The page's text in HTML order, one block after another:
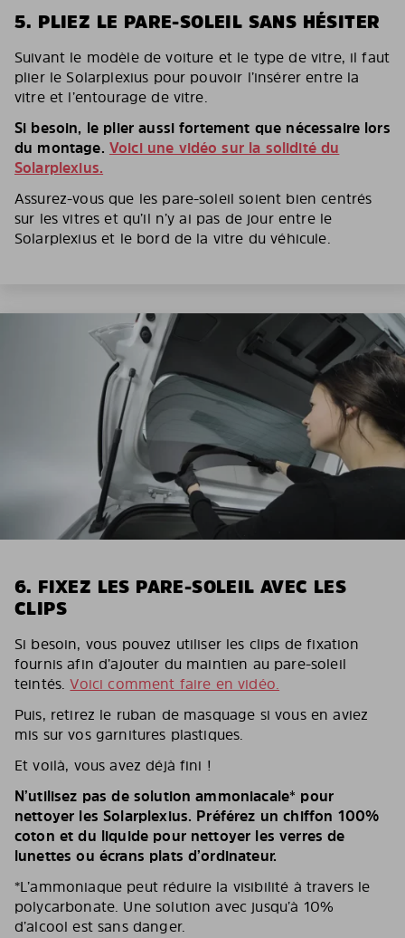
5. PLIEZ LE PARE-SOLEIL SANS HÉSITER
Suivant le modèle de voiture et le type de vitre, il faut
plier le Solarplexius pour pouvoir l’insérer entre la
vitre et l’entourage de vitre.
Si besoin, le plier aussi fortement que nécessaire lors
du montage. Voici une vidéo sur la solidité du
Solarplexius.
Assurez-vous que les pare-soleil soient bien centrés
sur les vitres et qu’il n’y ai pas de jour entre le
Solarplexius et le bord de la vitre du véhicule.
6. FIXEZ LES PARE-SOLEIL AVEC LES
CLIPS
Si besoin, vous pouvez utiliser les clips de fixation
fournis afin d’ajouter du maintien au pare-soleil
teintés.Voici comment faire en vidéo.
Puis, retirez le ruban de masquage si vous en aviez
mis sur vos garnitures plastiques.
Et voilà, vous avez déjà fini !
N’utilisez pas de solution ammoniacale* pour
nettoyer les Solarplexius. Préférez un chiffon 100%
coton et du liquide pour nettoyer les verres de
lunettes ou écrans plats d’ordinateur.
*L’ammoniaque peut réduire la visibilité à travers le
polycarbonate. Une solution avec jusqu’à 10%
d’alcool est sans danger.